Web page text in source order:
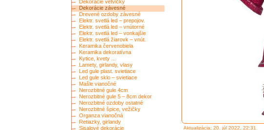
Dekorácie vetvičky
Dekorácie závesné
Drevené ozdoby závesné
Elektr. svetlá led – prepojov.
Elektr. svetlá led – vnútorné
Elektr. svetlá led – vonkajšie
Elektr. svetlá žiarovk – vnút.
Keramika červenobiela
Keramika dekoratívna
Kytice, kvety ...
Lamety, girlandy, vlasy
Led gule plast. svietiace
Led gule sklo – svietiace
Mašle vianočné
Nerozbitné gule 4cm
Nerozbitné gule 5 – 8cm dekor
Nerozbitné ozdoby ostatné
Nerozbitné špice, vežičky
Organza vianočná
Retiazky, girlandy
Sisalové dekorácie
Aktualizácia: 20. júl 2022, 22:31